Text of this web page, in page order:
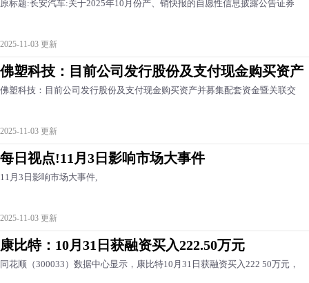
原标题:长安汽车:关于2025年10月份产、销快报的自愿性信息披露公告证券
2025-11-03 更新
佛塑科技：目前公司发行股份及支付现金购买资产
佛塑科技：目前公司发行股份及支付现金购买资产并募集配套资金暨关联交
2025-11-03 更新
每日视点!11月3日影响市场大事件
11月3日影响市场大事件,
2025-11-03 更新
康比特：10月31日获融资买入222.50万元
同花顺（300033）数据中心显示，康比特10月31日获融资买入222 50万元，